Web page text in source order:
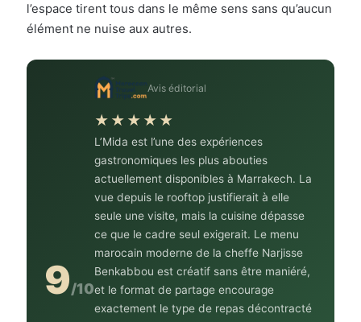
l’espace tirent tous dans le même sens sans qu’aucun
élément ne nuise aux autres.
9/10
Avis éditorial
★★★★★
L’Mida est l’une des expériences
gastronomiques les plus abouties
actuellement disponibles à Marrakech. La
vue depuis le rooftop justifierait à elle
seule une visite, mais la cuisine dépasse
ce que le cadre seul exigerait. Le menu
marocain moderne de la cheffe Narjisse
Benkabbou est créatif sans être maniéré,
et le format de partage encourage
exactement le type de repas décontracté